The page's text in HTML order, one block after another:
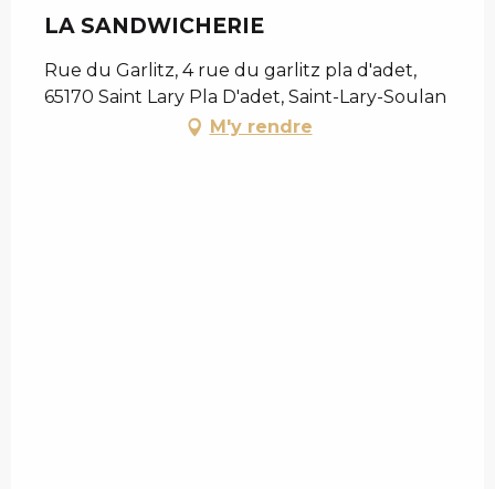
LA SANDWICHERIE
Rue du Garlitz, 4 rue du garlitz pla d'adet,
65170 Saint Lary Pla D'adet, Saint-Lary-Soulan
M'y rendre